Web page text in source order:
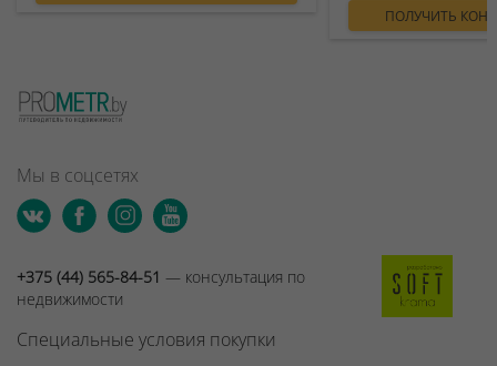
ПОЛУЧИТЬ
Мы в соцсетях
+375 (44) 565-84-51 — консультация по
недвижимости
Специальные условия покупки